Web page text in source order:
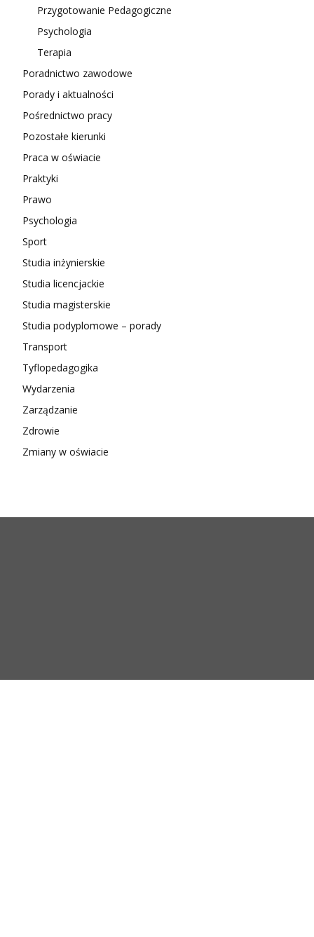
Przygotowanie Pedagogiczne
Psychologia
Terapia
Poradnictwo zawodowe
Porady i aktualności
Pośrednictwo pracy
Pozostałe kierunki
Praca w oświacie
Praktyki
Prawo
Psychologia
Sport
Studia inżynierskie
Studia licencjackie
Studia magisterskie
Studia podyplomowe – porady
Transport
Tyflopedagogika
Wydarzenia
Zarządzanie
Zdrowie
Zmiany w oświacie